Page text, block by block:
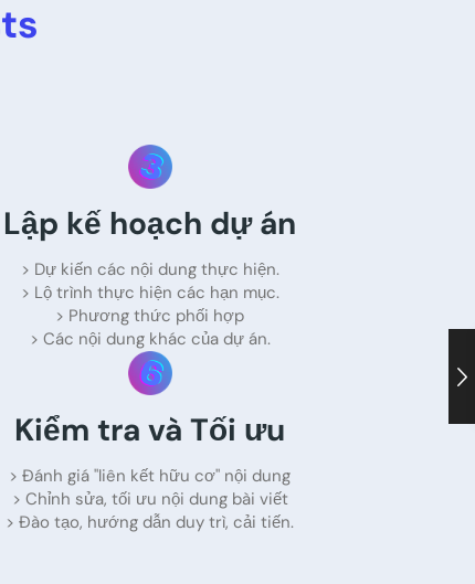
Lập kế hoạch dự án
> Dự kiến các nội dung thực hiện.
> Lộ trình thực hiện các hạn mục.
> Phương thức phối hợp
> Các nội dung khác của dự án.
Kiểm tra và Tối ưu
> Đánh giá "liên kết hữu cơ" nội dung
> Chỉnh sửa, tối ưu nội dung bài viết
> Đào tạo, hướng dẫn duy trì, cải tiến.